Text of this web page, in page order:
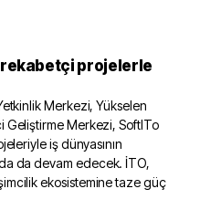
rekabetçi projelerle
Merkezi, Yükselen
Geliştirme Merkezi, SoftITo
iş dünyasının
da devam edecek. İTO,
ekosistemine taze güç